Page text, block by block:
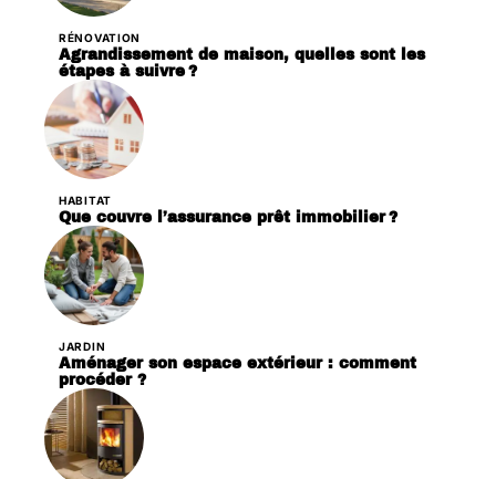
RÉNOVATION
Agrandissement de maison, quelles sont les
étapes à suivre ?
HABITAT
Que couvre l’assurance prêt immobilier ?
JARDIN
Aménager son espace extérieur : comment
procéder ?